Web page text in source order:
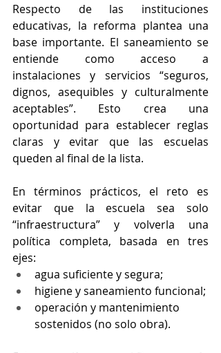
Respecto de las instituciones
educativas, la reforma plantea una
base importante. El saneamiento se
entiende como acceso a
instalaciones y servicios “seguros,
dignos, asequibles y culturalmente
aceptables”. Esto crea una
oportunidad para establecer reglas
claras y evitar que las escuelas
queden al final de la lista.
En términos prácticos, el reto es
evitar que la escuela sea solo
“infraestructura” y volverla una
política completa, basada en tres
ejes:
agua suficiente y segura;
higiene y saneamiento funcional;
operación y mantenimiento
sostenidos (no solo obra).